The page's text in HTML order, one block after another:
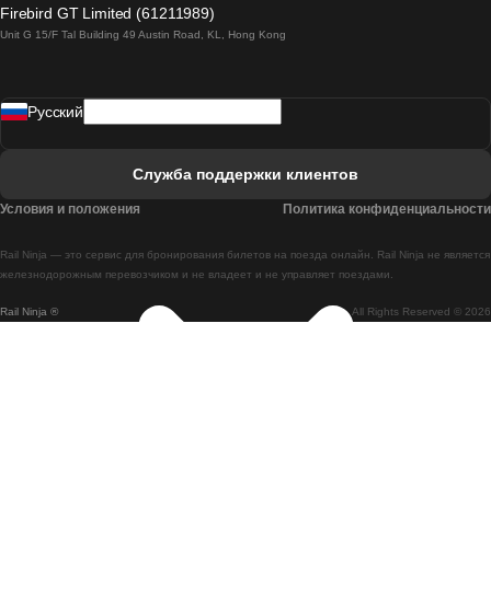
Поезд Лиссабон - Мадрид
Поезд Лиссабон - Брага
Поезд Брага - Лиссабон
Firebird GT Limited (61211989)
Unit G 15/F Tal Building 49 Austin Road, KL, Hong Kong
Rail Ninja ® All Rights Reserved © 2026
Rail Ninja — это сервис для бронирования билетов на поезда онлайн. Rail Ninja не является
железнодорожным перевозчиком и не владеет и не управляет поездами.
Pусский
Служба поддержки клиентов
Условия и положения Политика конфиденциальности